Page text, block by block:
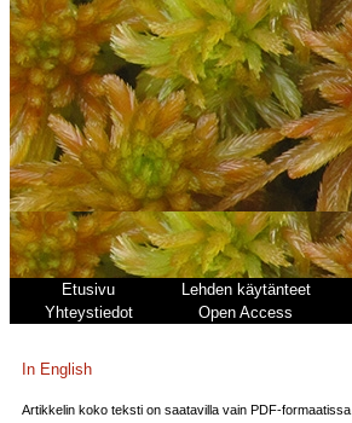
Etusivu Lehden käytänteet
Yhteystiedot
Open Access
In English
Artikkelin koko teksti on saatavilla vain PDF-formaatissa.